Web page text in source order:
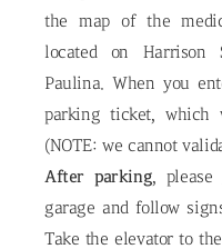
the map of the
located on Harrison
Paulina. When you
parking ticket, which
(NOTE: we cannot
After parking ,
garage and follow
Take the elevator to